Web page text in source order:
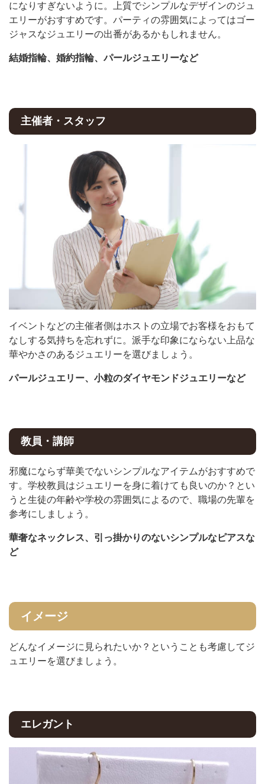
になりすぎないように。上質でシンプルなデザインのジュ
エリーがおすすめです。パーティの雰囲気によってはゴー
ジャスなジュエリーの出番があるかもしれません。
結婚指輪、婚約指輪、パールジュエリーなど
主催者・スタッフ
イベントなどの主催者側はホストの立場でお客様をおもて
なしする気持ちを忘れずに。派手な印象にならない上品な
華やかさのあるジュエリーを選びましょう。
パールジュエリー、小粒のダイヤモンドジュエリーなど
教員・講師
邪魔にならず華美でないシンプルなアイテムがおすすめで
す。学校教員はジュエリーを身に着けても良いのか？とい
うと生徒の年齢や学校の雰囲気によるので、職場の先輩を
参考にしましょう。
華奢なネックレス、引っ掛かりのないシンプルなピアスな
ど
イメージ
どんなイメージに見られたいか？ということも考慮してジ
ュエリーを選びましょう。
エレガント